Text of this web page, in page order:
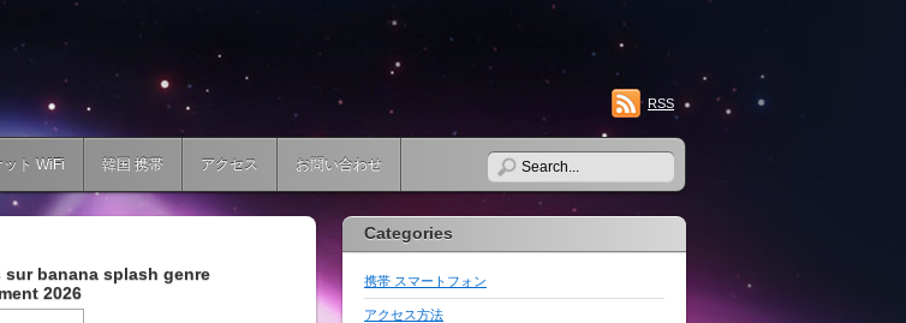
RSS
ット WiFi 韓国 携帯 アクセス お問い合わせ
banana splash genre
2026
Categories
携帯 スマートフォン
アクセス方法